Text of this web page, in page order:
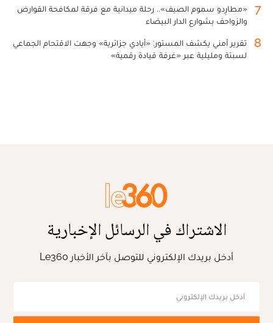
7
«مطارِدو سموم الصيف».. رحلة ميدانية مع فرقة لمكافحة القوارض
والزواحف بشوارع الدار البيضاء
8
تقرير أمني يكشف المستور: «أيادي جزائرية» وجهت الاقتحام الجماعي
لسبتة ومليلية عبر «غرفة قيادة رقمية»
الاشتراك في الرسائل الإخبارية
أدخل بريدك الإلكتروني للتوصل بآخر الأخبار Le360